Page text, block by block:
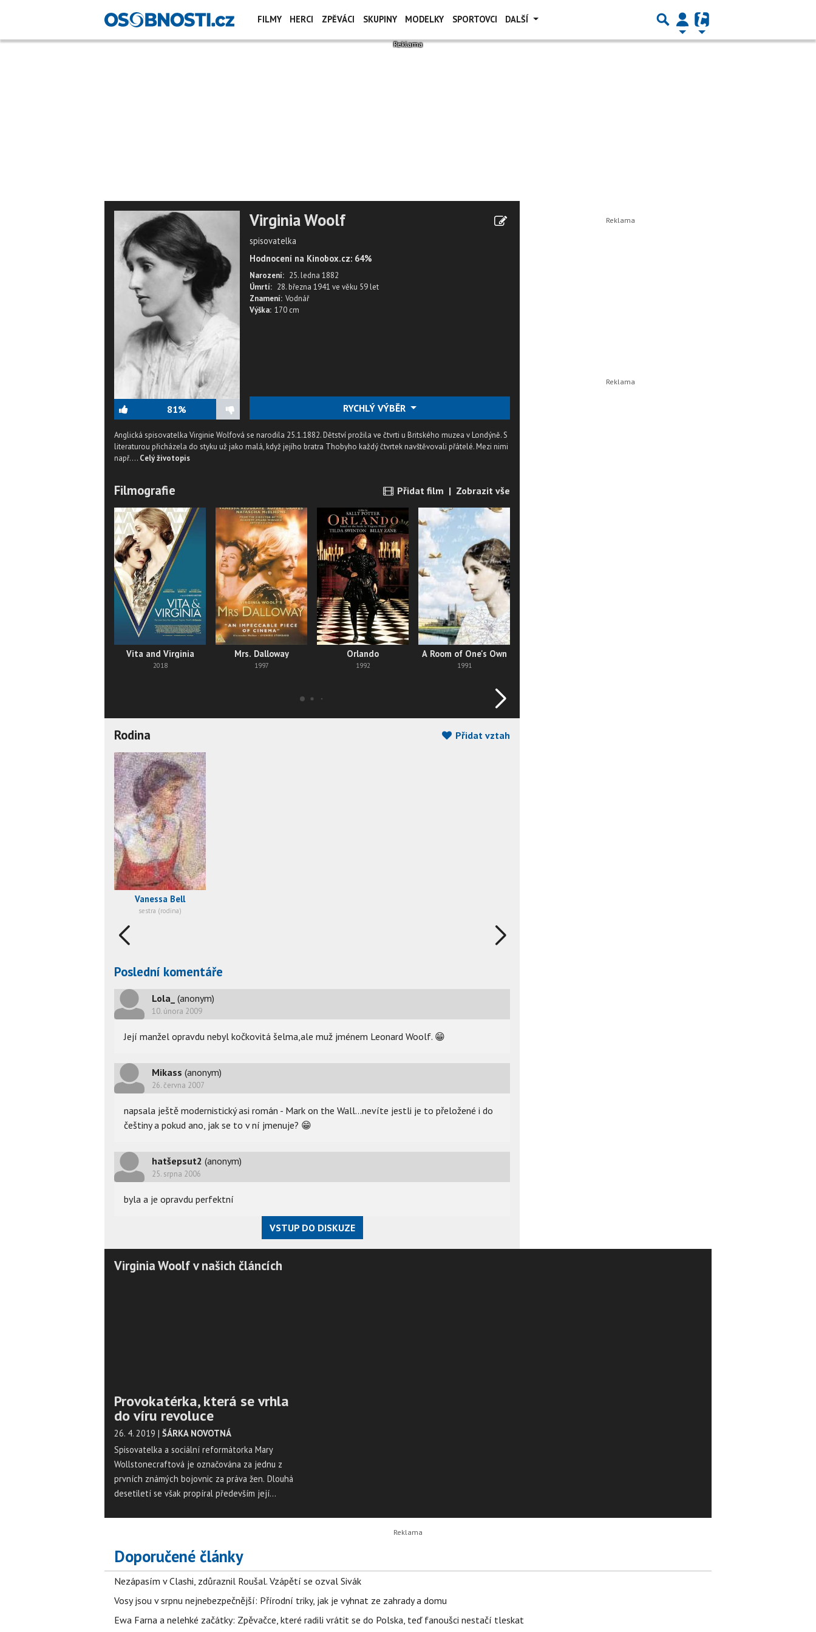
FILMY HERCI ZPĚVÁCI SKUPINY MODELKY SPORTOVCI DALŠÍ
81%
Virginia Woolf
spisovatelka
Hodnocení na Kinobox.cz: 64%
Narození: 25. ledna 1882
Úmrtí: 28. března 1941 ve věku 59 let
Znamení: Vodnář
Výška: 170 cm
RYCHLÝ VÝBĚR
Anglická spisovatelka Virginie Wolfová se narodila 25.1.1882. Dětství prožila ve čtvrti u Britského muzea v Londýně. S
literaturou přicházela do styku už jako malá, když jejího bratra Thobyho každý čtvrtek navštěvovali přátelé. Mezi nimi
např.... Celý životopis
Filmografie Přidat film | Zobrazit vše
Vita and Virginia
2018
Mrs. Dalloway
1997
Orlando
1992
A Room of One's Own
1991
Rodina Přidat vztah
Vanessa Bell
sestra (rodina)
Poslední komentáře
Lola_ (anonym)
10. února 2009
Její manžel opravdu nebyl kočkovitá šelma,ale muž jménem Leonard Woolf. 😁
Mikass (anonym)
26. června 2007
napsala ještě modernistický asi román - Mark on the Wall...nevíte jestli je to přeložené i do
češtiny a pokud ano, jak se to v ní jmenuje? 😁
hatšepsut2 (anonym)
25. srpna 2006
byla a je opravdu perfektní
VSTUP DO DISKUZE
Virginia Woolf v našich článcích
Provokatérka, která se vrhla
do víru revoluce
26. 4. 2019 | ŠÁRKA NOVOTNÁ
Spisovatelka a sociální reformátorka Mary
Wollstonecraftová je označována za jednu z
prvních známých bojovnic za práva žen. Dlouhá
desetiletí se však propíral především její
Doporučené články
Nezápasím v Clashi, zdůraznil Roušal. Vzápětí se ozval Sivák
Vosy jsou v srpnu nejnebezpečnější: Přírodní triky, jak je vyhnat ze zahrady a domu
Ewa Farna a nelehké začátky: Zpěvačce, které radili vrátit se do Polska, teď fanoušci nestačí tleskat